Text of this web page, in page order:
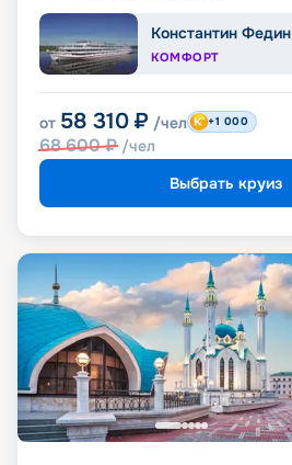
Константин Федин
КОМФОРТ
от 58 310 ₽ /чел
68 600₽ /чел
+1 000
Выбрать круиз